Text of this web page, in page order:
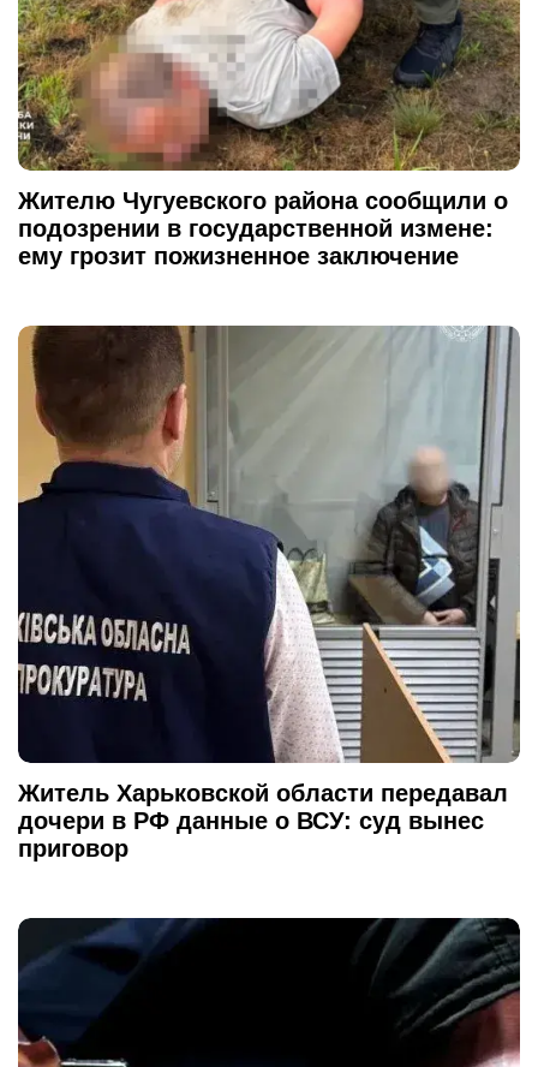
Жителю Чугуевского района сообщили о
подозрении в государственной измене:
ему грозит пожизненное заключение
Житель Харьковской области передавал
дочери в РФ данные о ВСУ: суд вынес
приговор